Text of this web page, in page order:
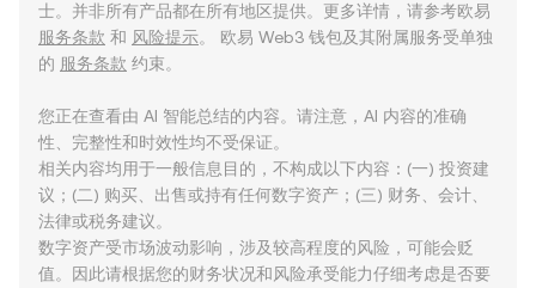
士。并非所有产品都在所有地区提供。更多详情，请参考欧易
服务条款 和 风险提示。 欧易 Web3 钱包及其附属服务受单独
的 服务条款 约束。
您正在查看由 AI 智能总结的内容。请注意，AI 内容的准确
性、完整性和时效性均不受保证。
相关内容均用于一般信息目的，不构成以下内容：(一) 投资建
议；(二) 购买、出售或持有任何数字资产；(三) 财务、会计、
法律或税务建议。
数字资产受市场波动影响，涉及较高程度的风险，可能会贬
值。因此请根据您的财务状况和风险承受能力仔细考虑是否要